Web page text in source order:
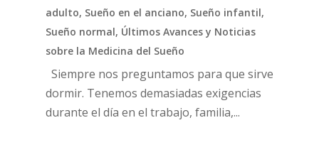
adulto, Sueño en el anciano, Sueño infantil,
Sueño normal, Últimos Avances y Noticias
sobre la Medicina del Sueño
Siempre nos preguntamos para que sirve
dormir. Tenemos demasiadas exigencias
durante el día en el trabajo, familia,...